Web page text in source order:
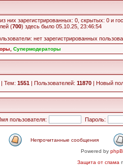
, из них зарегистрированных: 0, скрытых: 0 и
(700) здесь было 05.10.25, 23:46:54
нет зарегистрированных
Супермодераторы
| Тем: 1551 | Пользователей: 11870 | Новый
пользователя: Пароль:
Непрочитанные сообщения
Powered by
Защита от спама